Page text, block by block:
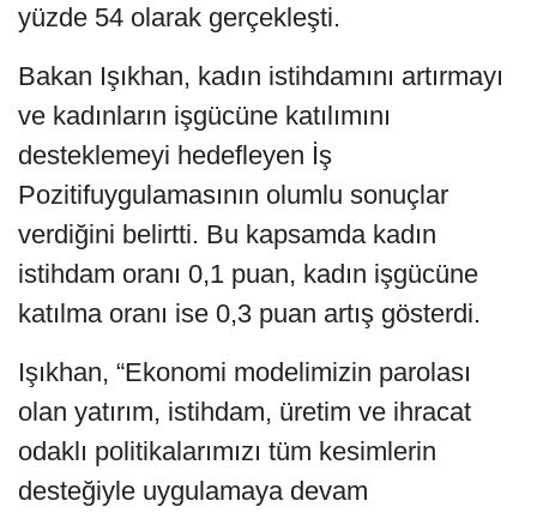
yüzde 54 olarak gerçekleşti.
Bakan Işıkhan, kadın istihdamını artırmayı
ve kadınların işgücüne katılımını
desteklemeyi hedefleyen İş
Pozitifuygulamasının olumlu sonuçlar
verdiğini belirtti. Bu kapsamda kadın
istihdam oranı 0,1 puan, kadın işgücüne
katılma oranı ise 0,3 puan artış gösterdi.
Işıkhan, “Ekonomi modelimizin parolası
olan yatırım, istihdam, üretim ve ihracat
odaklı politikalarımızı tüm kesimlerin
desteğiyle uygulamaya devam